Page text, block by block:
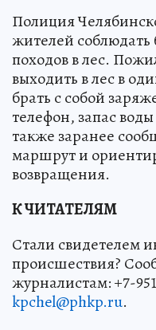
Полиция
жителей соблюдать
походов в лес.
выходить в лес в
брать с собой
телефон, запас
также заранее
маршрут и
возвращения.
К ЧИТАТЕЛЯМ
Стали свидетелем
происшествия?
журналистам: +7-
kpchel@phkp.ru.